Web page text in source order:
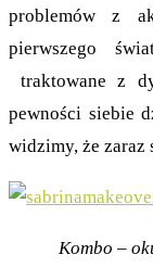
problemów z
pierwszego
traktowane z
pewności siebie
widzimy, że zaraz
Kombo –